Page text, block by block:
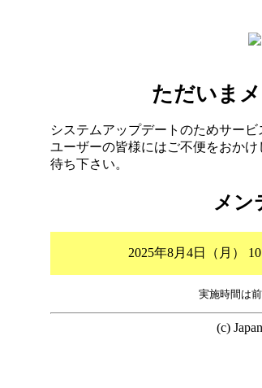
ただいま
システムアップデートのためサービ
ユーザーの皆様にはご不便をおか
待ち下さい。
メン
2025年8月4日（月）
実施時間は
(c)